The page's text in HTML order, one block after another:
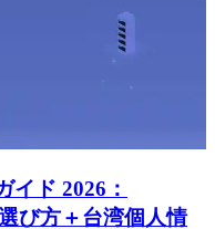
イド 2026：
び方＋台湾個人情